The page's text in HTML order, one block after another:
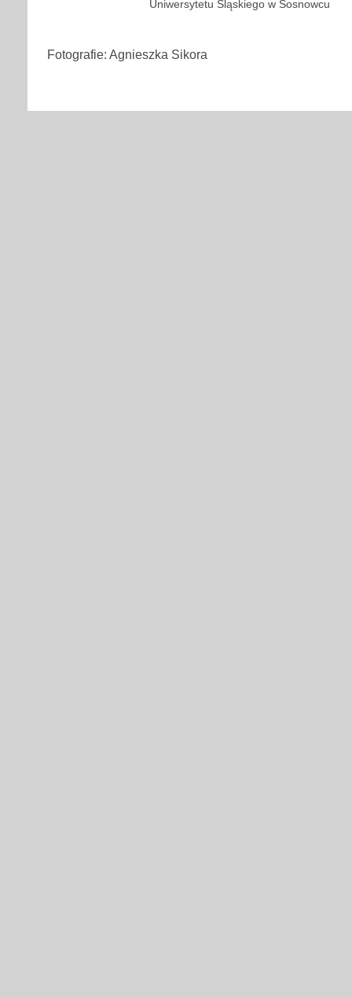
Uniwersytetu Śląskiego w Sosnowcu
Fotografie: Agnieszka Sikora